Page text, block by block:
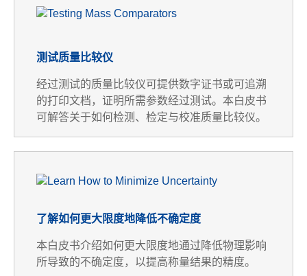
测试质量比较仪
经过测试的质量比较仪可提供数字证书或可追溯
的打印文档，证明所需参数经过测试。本白皮书
可解答关于如何检测、检定与校准质量比较仪。
了解如何更大限度地降低不确定度
本白皮书介绍如何更大限度地通过降低物理影响
所导致的不确定度，以提高称量结果的精度。